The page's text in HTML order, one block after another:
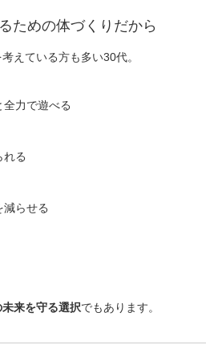
ための体づくりだから
えている方も多い30代。
力で遊べる
る
らせる
来を守る選択でもあります。